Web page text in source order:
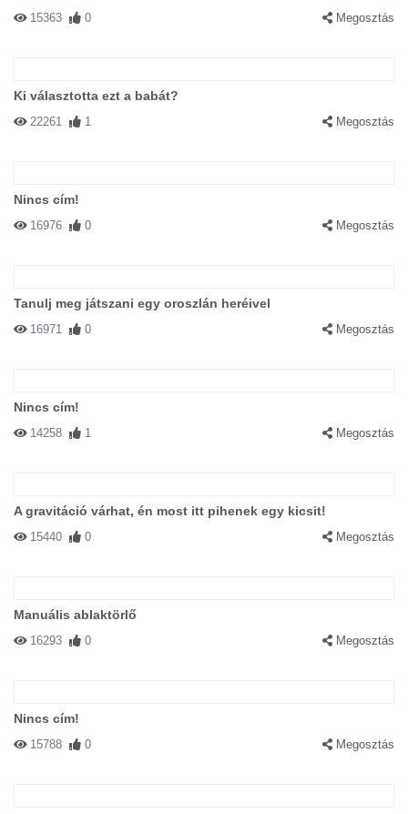
15363 0 Megosztás
Ki választotta ezt a babát?
22261 1 Megosztás
Nincs cím!
16976 0 Megosztás
Tanulj meg játszani egy oroszlán heréivel
16971 0 Megosztás
Nincs cím!
14258 1 Megosztás
A gravitáció várhat, én most itt pihenek egy kicsit!
15440 0 Megosztás
Manuális ablaktörlő
16293 0 Megosztás
Nincs cím!
15788 0 Megosztás